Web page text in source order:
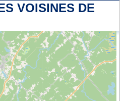
VOISINES DE